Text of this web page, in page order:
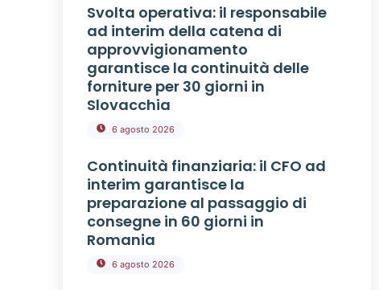
Svolta operativa: il responsabile
ad interim della catena di
approvvigionamento
garantisce la continuità delle
forniture per 30 giorni in
Slovacchia
6 agosto 2026
Continuità finanziaria: il CFO ad
interim garantisce la
preparazione al passaggio di
consegne in 60 giorni in
Romania
6 agosto 2026